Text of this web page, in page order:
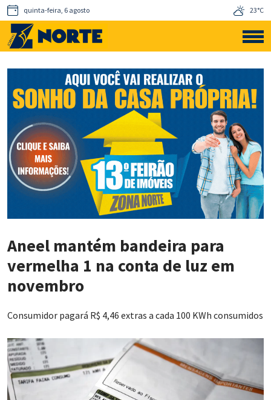
quinta-feira, 6 agosto 23°C
Aneel mantém bandeira para
vermelha 1 na conta de luz em
novembro
Consumidor pagará R$ 4,46 extras a cada 100 KWh consumidos